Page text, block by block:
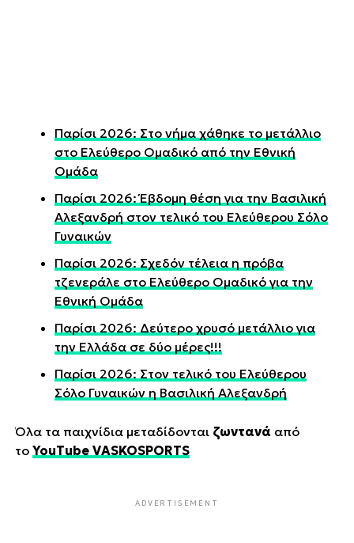
Παρίσι 2026: Στο νήμα χάθηκε το μετάλλιο
στο Ελεύθερο Ομαδικό από την Εθνική
Ομάδα
Παρίσι 2026: Έβδομη θέση για την Βασιλική
Αλεξανδρή στον τελικό του Ελεύθερου Σόλο
Γυναικών
Παρίσι 2026: Σχεδόν τέλεια η πρόβα
τζενεράλε στο Ελεύθερο Ομαδικό για την
Εθνική Ομάδα
Παρίσι 2026: Δεύτερο χρυσό μετάλλιο για
την Ελλάδα σε δύο μέρες!!!
Παρίσι 2026: Στον τελικό του Ελεύθερου
Σόλο Γυναικών η Βασιλική Αλεξανδρή
Όλα τα παιχνίδια μεταδίδονται ζωντανά από
το YouTube VASKOSPORTS
ADVERTISEMENT